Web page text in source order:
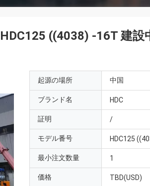
((4038) -16T 建設
起源の場所 中国
ブランド名 HDC
証明 /
モデル番号 HDC125
最小注文数量 1
価格 TBD(USD)